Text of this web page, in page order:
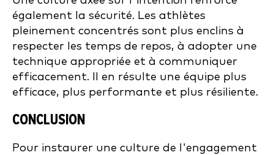
également la sécurité. Les athlètes
pleinement concentrés sont plus enclins à
respecter les temps de repos, à adopter une
technique appropriée et à communiquer
efficacement. Il en résulte une équipe plus
efficace, plus performante et plus résiliente.
CONCLUSION
Pour instaurer une culture de l'engagement